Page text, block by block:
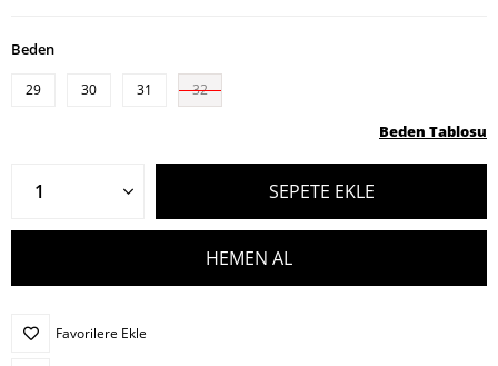
Beden
29 30 31 32
Beden Tablosu
Favorilere Ekle